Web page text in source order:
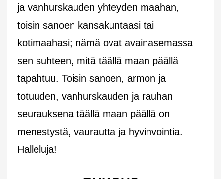
ja vanhurskauden yhteyden maahan,
toisin sanoen kansakuntaasi tai
kotimaahasi; nämä ovat avainasemassa
sen suhteen, mitä täällä maan päällä
tapahtuu. Toisin sanoen, armon ja
totuuden, vanhurskauden ja rauhan
seurauksena täällä maan päällä on
menestystä, vaurautta ja hyvinvointia.
Halleluja!